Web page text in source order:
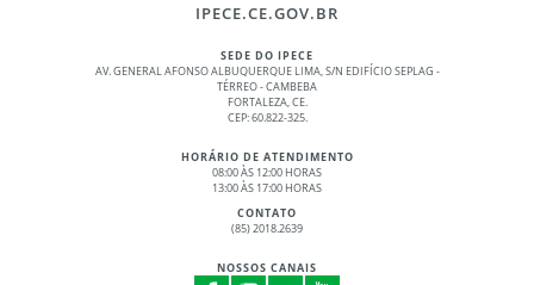
IPECE.CE.GOV.BR
SEDE DO IPECE
AV. GENERAL AFONSO ALBUQUERQUE LIMA, S/N EDIFÍCIO SEPLAG -
TÉRREO - CAMBEBA
FORTALEZA, CE.
CEP: 60.822-325.
HORÁRIO DE ATENDIMENTO
08:00 ÀS 12:00 HORAS
13:00 ÀS 17:00 HORAS
CONTATO
(85) 2018.2639
NOSSOS CANAIS